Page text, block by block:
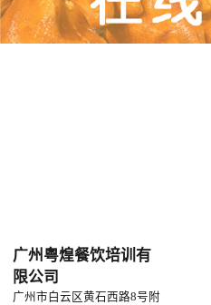
广州粤煌餐饮培训有
限公司
广州市白云区黄石西路8号附